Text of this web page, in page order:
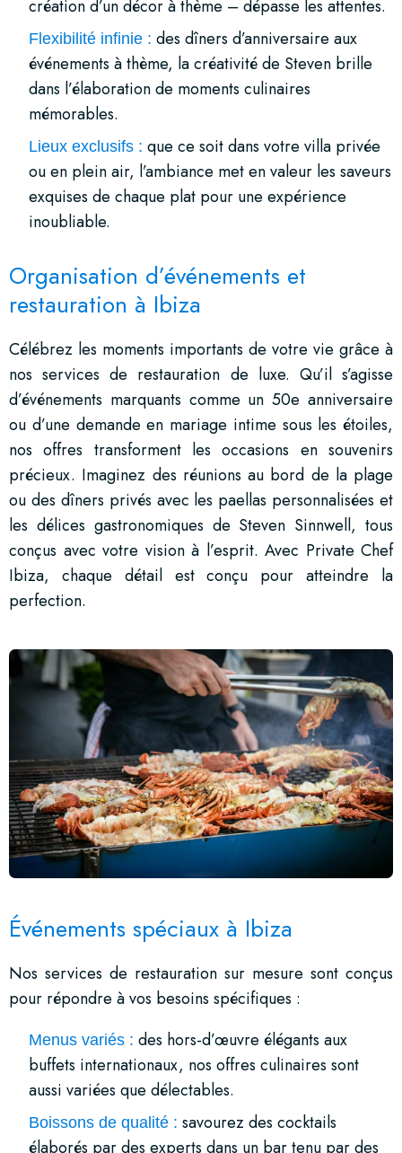
création d’un décor à thème – dépasse les attentes.
Flexibilité infinie : des dîners d’anniversaire aux
événements à thème, la créativité de Steven brille
dans l’élaboration de moments culinaires
mémorables.
Lieux exclusifs : que ce soit dans votre villa privée
ou en plein air, l’ambiance met en valeur les saveurs
exquises de chaque plat pour une expérience
inoubliable.
Organisation d’événements et
restauration à Ibiza
Célébrez les moments importants de votre vie grâce à
nos services de restauration de luxe. Qu’il s’agisse
d’événements marquants comme un 50e anniversaire
ou d’une demande en mariage intime sous les étoiles,
nos offres transforment les occasions en souvenirs
précieux. Imaginez des réunions au bord de la plage
ou des dîners privés avec les paellas personnalisées et
les délices gastronomiques de Steven Sinnwell, tous
conçus avec votre vision à l’esprit. Avec Private Chef
Ibiza, chaque détail est conçu pour atteindre la
perfection.
Événements spéciaux à Ibiza
Nos services de restauration sur mesure sont conçus
pour répondre à vos besoins spécifiques :
Menus variés : des hors-d’œuvre élégants aux
buffets internationaux, nos offres culinaires sont
aussi variées que délectables.
Boissons de qualité : savourez des cocktails
élaborés par des experts dans un bar tenu par des